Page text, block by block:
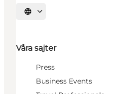
Välj språk
Våra sajter
Press
Business Events